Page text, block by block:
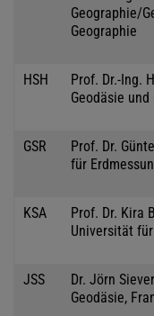
Geographie/
Geographie
HSH
Prof. Dr.-Ing.
Geodäsie und
GSR
Prof. Dr.
für
KSA
Prof. Dr. Kira
Universität
JSS
Dr. Jörn
Geodäsie,